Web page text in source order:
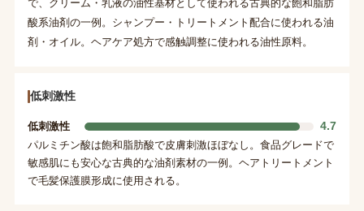
で、クリーム・乳液の油性基材として使われる古典的な飽和脂肪
酸系油剤の一例。シャンプー・トリートメント配合に使われる油
剤・オイル。ヘアケア処方で感触調整に使われる油性原料。
低刺激性
低刺激性 4.7
パルミチン酸は飽和脂肪酸で皮膚刺激ほぼなし。食品グレードで
敏感肌にも安心な古典的な油剤素材の一例。ヘアトリートメント
で毛髪保護膜形成に使用される。